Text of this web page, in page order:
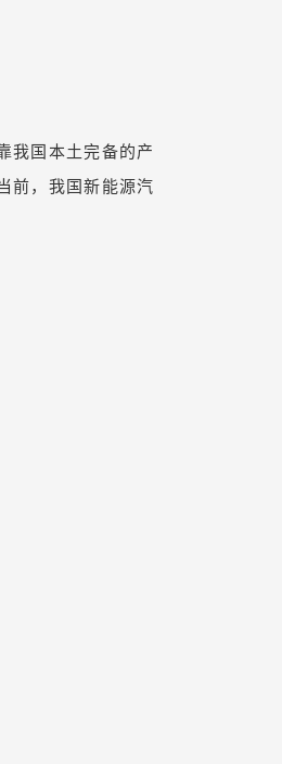
我国本土完备的产
前，我国新能源汽